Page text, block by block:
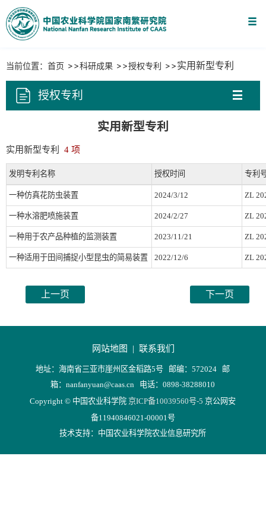
当前位置： 首页 科研成果 授权专利 实用新型专利
授权专利
实用新型专利
实用新型专利 4 项
发明专利名称 授权时间 专利
一种仿真花防虫装置 2024/3/12 ZL
一种水溶肥喷施装置 2024/2/27 ZL
一种用于农产品种植的监测装置 2023/11/21 ZL
一种适用于田间捕捉小型昆虫的简易装置 2022/12/6 ZL
上一页 下一页
网站地图 | 联系我们
地址：海南省三亚市崖州区金稻路5号 邮编：572024 邮
箱：nanfanyuan@caas.cn 电话：0898-38288010
Copyright © 中国农业科学院京ICP备10039560号-5 京公网安
备11940846021-00001号
技术支持：中国农业科学院农业信息研究所